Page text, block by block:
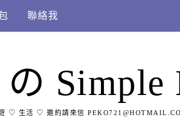
聯絡我
の Simple
♡ 生活 ♡ 邀約請來信